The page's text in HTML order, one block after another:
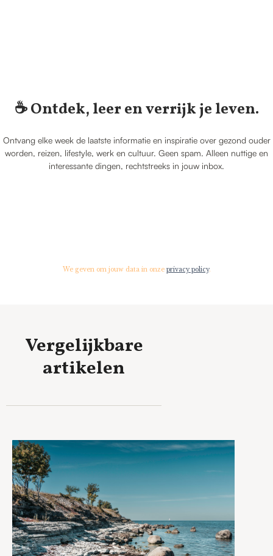
☕️ Ontdek, leer en verrijk je leven.
Ontvang elke week de laatste informatie en inspiratie over gezond ouder
worden, reizen, lifestyle, werk en cultuur. Geen spam. Alleen nuttige en
interessante dingen, rechtstreeks in jouw inbox.
We geven om jouw data in onze privacy policy.
Vergelijkbare
artikelen